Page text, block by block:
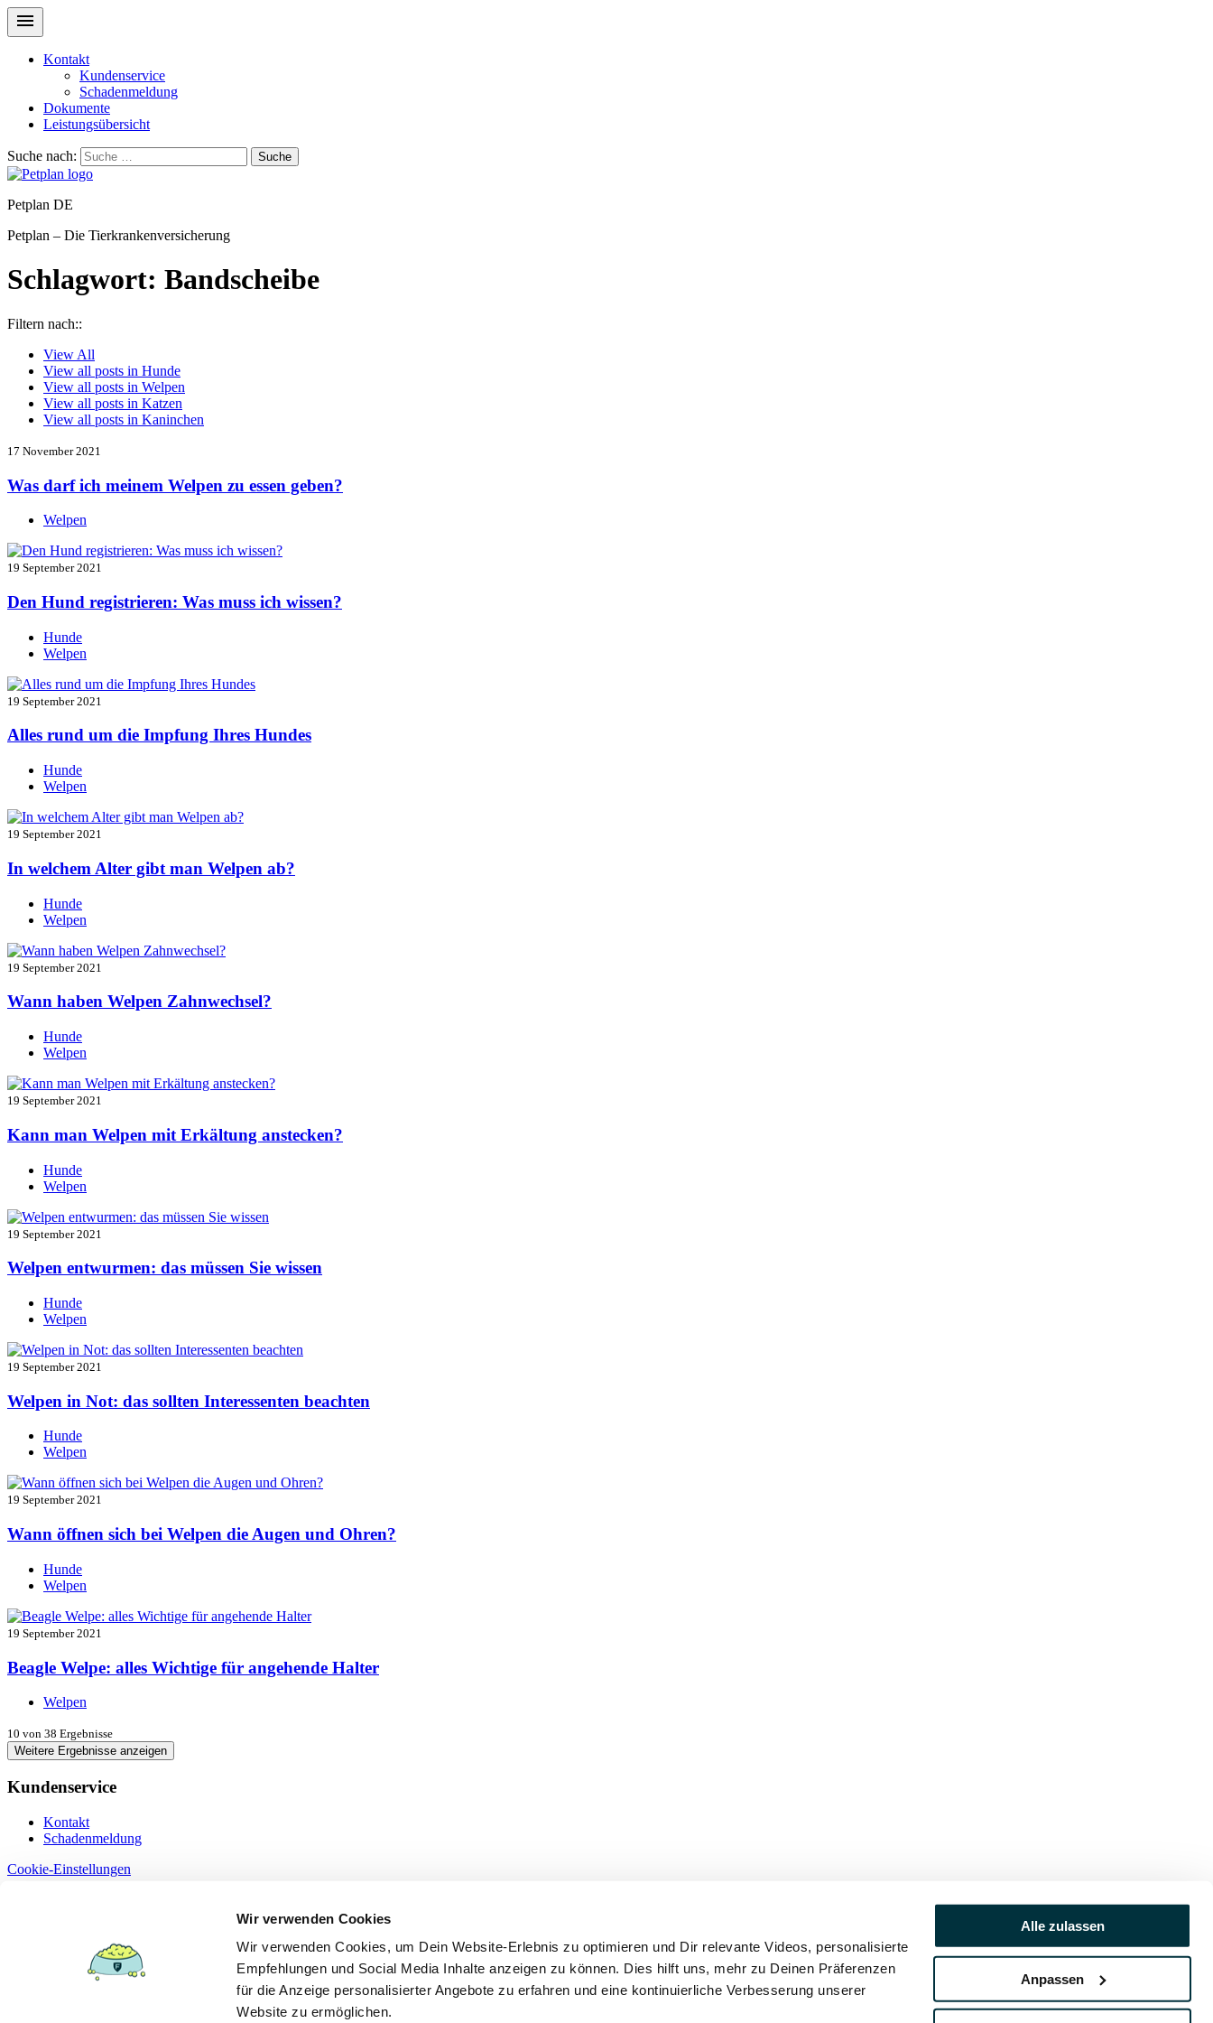
Wir verwenden Cookies
Wir verwenden Cookies, um Dein Website-Erlebnis zu optimieren und Dir relevante Videos, personalisierte
Empfehlungen und Social Media Inhalte anzeigen zu können. Dies hilft uns, mehr zu Deinen Präferenzen
für die Anzeige personalisierter Angebote zu erfahren und eine kontinuierliche Verbesserung unserer
Website zu ermöglichen.
Alle zulassen
Anpassen
Kontakt
Kundenservice
Schadenmeldung
Dokumente
Leistungsübersicht
Suche nach: Suche
Petplan DE
Petplan – Die Tierkrankenversicherung
Schlagwort: Bandscheibe
Filtern nach::
View All
View all posts in Hunde
View all posts in Welpen
View all posts in Katzen
View all posts in Kaninchen
17 November 2021
Was darf ich meinem Welpen zu essen geben?
Welpen
19 September 2021
Den Hund registrieren: Was muss ich wissen?
Hunde
Welpen
19 September 2021
Alles rund um die Impfung Ihres Hundes
Hunde
Welpen
19 September 2021
In welchem Alter gibt man Welpen ab?
Hunde
Welpen
19 September 2021
Wann haben Welpen Zahnwechsel?
Hunde
Welpen
19 September 2021
Kann man Welpen mit Erkältung anstecken?
Hunde
Welpen
19 September 2021
Welpen entwurmen: das müssen Sie wissen
Hunde
Welpen
19 September 2021
Welpen in Not: das sollten Interessenten beachten
Hunde
Welpen
19 September 2021
Wann öffnen sich bei Welpen die Augen und Ohren?
Hunde
Welpen
19 September 2021
Beagle Welpe: alles Wichtige für angehende Halter
Welpen
10 von 38 Ergebnisse
Weitere Ergebnisse anzeigen
Kundenservice
Kontakt
Schadenmeldung
Cookie-Einstellungen
Datenschutz
Erstinformation §15